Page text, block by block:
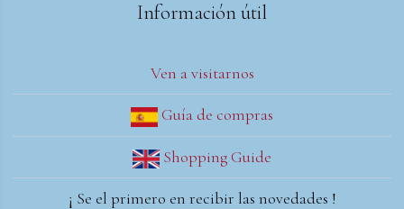
Información útil
Ven a visitarnos
Guía de compras
Shopping Guide
¡ Se el primero en recibir las novedades !